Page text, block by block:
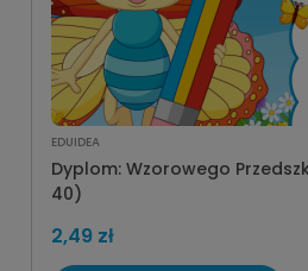
EDUIDEA
Dyplom: Wzorowego
40)
2,49 zł